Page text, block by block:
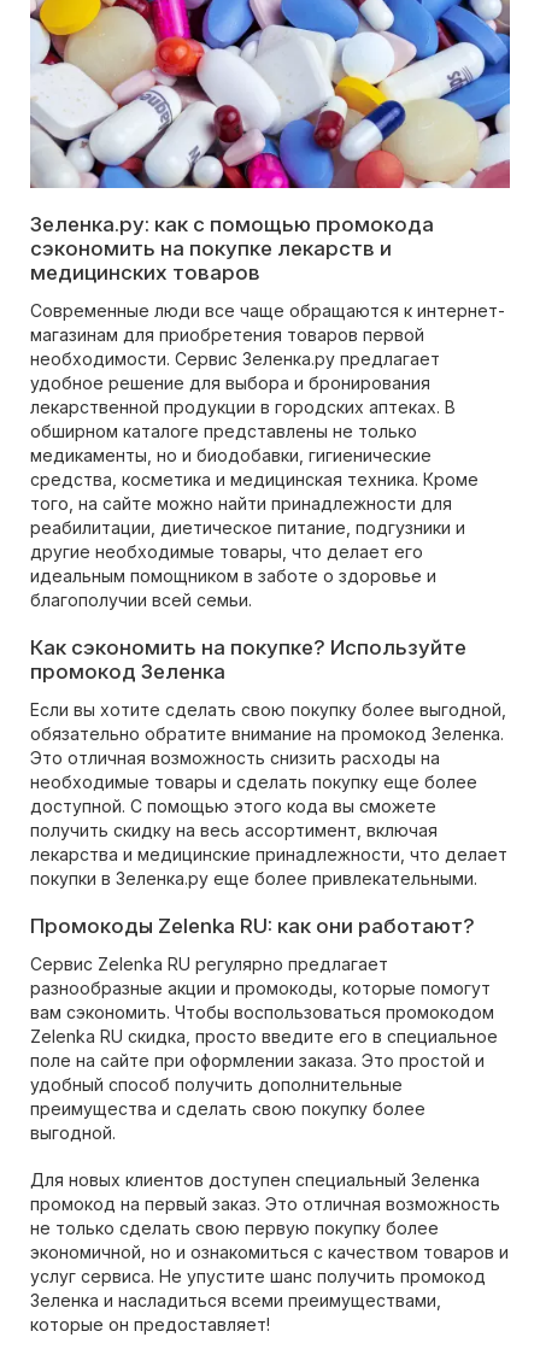
Зеленка.ру: как с помощью промокода
сэкономить на покупке лекарств и
медицинских товаров
Современные люди все чаще обращаются к интернет-
магазинам для приобретения товаров первой
необходимости. Сервис Зеленка.ру предлагает
удобное решение для выбора и бронирования
лекарственной продукции в городских аптеках. В
обширном каталоге представлены не только
медикаменты, но и биодобавки, гигиенические
средства, косметика и медицинская техника. Кроме
того, на сайте можно найти принадлежности для
реабилитации, диетическое питание, подгузники и
другие необходимые товары, что делает его
идеальным помощником в заботе о здоровье и
благополучии всей семьи.
Как сэкономить на покупке? Используйте
промокод Зеленка
Если вы хотите сделать свою покупку более выгодной,
обязательно обратите внимание на промокод Зеленка.
Это отличная возможность снизить расходы на
необходимые товары и сделать покупку еще более
доступной. С помощью этого кода вы сможете
получить скидку на весь ассортимент, включая
лекарства и медицинские принадлежности, что делает
покупки в Зеленка.ру еще более привлекательными.
Промокоды Zelenka RU: как они работают?
Сервис Zelenka RU регулярно предлагает
разнообразные акции и промокоды, которые помогут
вам сэкономить. Чтобы воспользоваться промокодом
Zelenka RU скидка, просто введите его в специальное
поле на сайте при оформлении заказа. Это простой и
удобный способ получить дополнительные
преимущества и сделать свою покупку более
выгодной.
Для новых клиентов доступен специальный Зеленка
промокод на первый заказ. Это отличная возможность
не только сделать свою первую покупку более
экономичной, но и ознакомиться с качеством товаров и
услуг сервиса. Не упустите шанс получить промокод
Зеленка и насладиться всеми преимуществами,
которые он предоставляет!